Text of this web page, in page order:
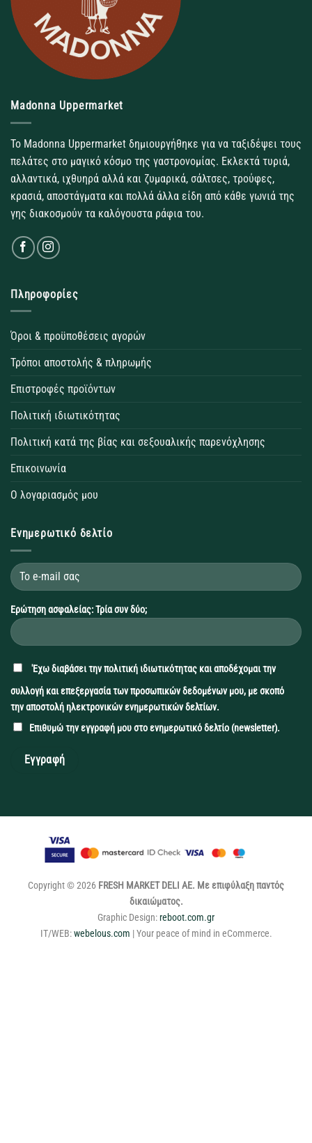
Madonna Uppermarket
Το Madonna Uppermarket δημιουργήθηκε για να ταξιδέψει τους
πελάτες στο μαγικό κόσμο της γαστρονομίας. Εκλεκτά τυριά,
αλλαντικά, ιχθυηρά αλλά και ζυμαρικά, σάλτσες, τρούφες,
κρασιά, αποστάγματα και πολλά άλλα είδη από κάθε γωνιά της
γης διακοσμούν τα καλόγουστα ράφια του.
Πληροφορίες
Όροι & προϋποθέσεις αγορών
Τρόποι αποστολής & πληρωμής
Επιστροφές προϊόντων
Πολιτική ιδιωτικότητας
Πολιτική κατά της βίας και σεξουαλικής παρενόχλησης
Επικοινωνία
Ο λογαριασμός μου
Ενημερωτικό δελτίο
Ερώτηση ασφαλείας: Τρία συν δύο;
'Εχω διαβάσει τηνπολιτική ιδιωτικότητας και αποδέχομαι την
συλλογή και επεξεργασία των προσωπικών δεδομένων μου, με σκοπό
την αποστολή ηλεκτρονικών ενημερωτικών δελτίων.
Επιθυμώ την εγγραφή μου στο ενημερωτικό δελτίο (newsletter).
Copyright © 2026 FRESH MARKET DELI ΑΕ. Με επιφύλαξη παντός
δικαιώματος.
Graphic Design: reboot.com.gr
IT/WEB:webelous.com | Your peace of mind in eCommerce.